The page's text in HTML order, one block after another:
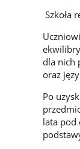
Szkoła
dla nich
oraz
Po
lata pod